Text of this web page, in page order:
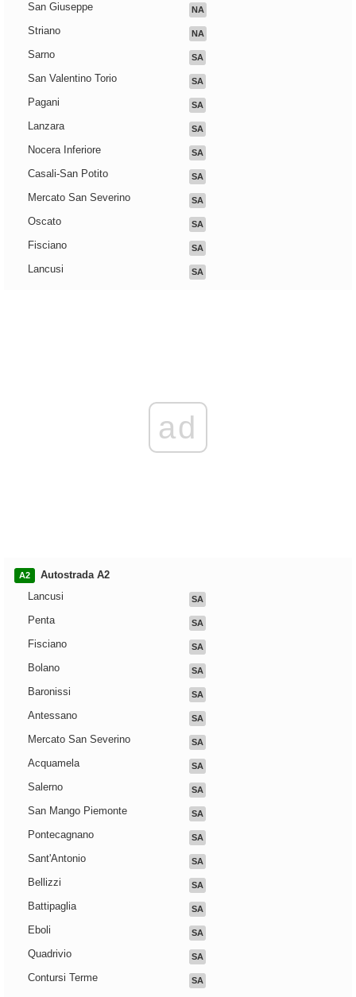
San Giuseppe NA
Striano NA
Sarno SA
San Valentino Torio SA
Pagani SA
Lanzara SA
Nocera Inferiore SA
Casali-San Potito SA
Mercato San Severino SA
Oscato SA
Fisciano SA
Lancusi SA
ad
A2
Autostrada A2
Lancusi
SA
Penta SA
Fisciano SA
Bolano SA
Baronissi SA
Antessano SA
Mercato San Severino SA
Acquamela SA
Salerno SA
San Mango Piemonte SA
Pontecagnano SA
Sant'Antonio SA
Bellizzi SA
Battipaglia SA
Eboli SA
Quadrivio SA
Contursi Terme SA